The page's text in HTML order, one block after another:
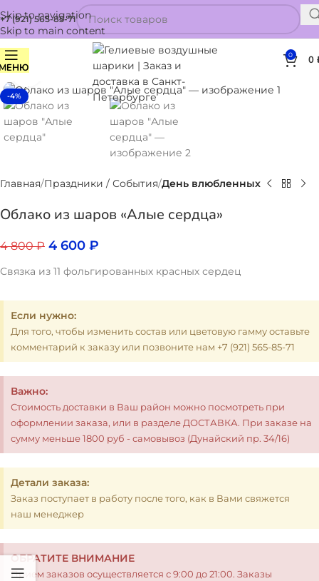
Skip to navigation
Skip to main content
+7 (921) 565-85-71
0 0
-4%
Нажмите, чтобы увеличить
Главная Праздники / События День влюбленных
Облако из шаров «Алые сердца»
4 800₽ 4 600 ₽
Связка из 11 фольгированных красных сердец
Если нужно:
Для того, чтобы изменить состав или цветовую гамму оставьте
комментарий к заказу или позвоните нам +7 (921) 565-85-71
Важно:
Стоимость доставки в Ваш район можно посмотреть при
оформлении заказа, или в разделе ДОСТАВКА. При заказе на
сумму меньше 1800 руб - самовывоз (Дунайский пр. 34/16)
Детали заказа:
Заказ поступает в работу после того, как в Вами свяжется
наш менеджер
ОБРАТИТЕ ВНИМАНИЕ
Прием заказов осуществляется с 9:00 до 21:00. Заказы